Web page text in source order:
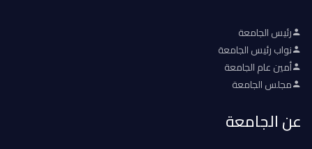
رئيس الجامعة
نواب رئيس الجامعة
أمين عام الجامعة
مجلس الجامعة
عن الجامعة